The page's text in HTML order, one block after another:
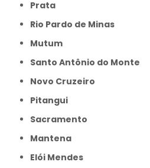
Prata
Rio Pardo de Minas
Mutum
Santo Antônio do Monte
Novo Cruzeiro
Pitangui
Sacramento
Mantena
Elói Mendes